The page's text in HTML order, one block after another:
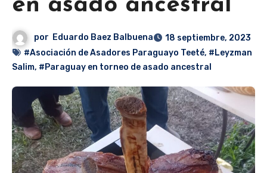
en asado ancestral
por Eduardo Baez Balbuena
18 septiembre, 2023
#Asociación de Asadores Paraguayo Teeté, #Leyzman
Salim, #Paraguay en torneo de asado ancestral